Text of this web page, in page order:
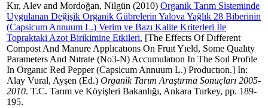
Kır, Alev and Mordoğan, Nilgün (2010) Organik Tarım Sisteminde
Uygulanan Değişik Organik Gübrelerin Yalova Yağlık 28 Biberinin
(Capsicum Annuum L.) Verim ve Bazı Kalite Kriterleri İle
Topraktaki Azot Birikimine Etkileri. [The Effects Of Dıfferent
Compost And Manure Applıcatıons On Fruıt Yıeld, Some Qualıty
Parameters And Nıtrate (No3-N) Accumulatıon In The Soıl Profıle
In Organıc Red Pepper (Capsicum Annuum L.) Productıon.] In:
Alay Vural, Ayşen (Ed.) Organik Tarım Araştırma Sonuçları 2005-
2010. T.C. Tarım ve Köyişleri Bakanlığı, Ankara Turkey, pp. 189-
195.